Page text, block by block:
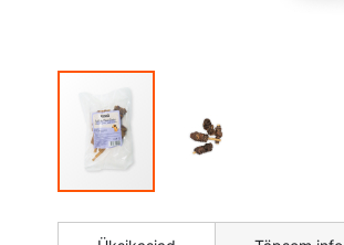
pildigalerii